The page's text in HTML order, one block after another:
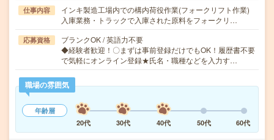
仕事内容
インキ製造工場内での構内荷役作業(フォークリフト作業)
入庫業務・トラックで入庫された原料をフォークリ…
応募資格
ブランクOK / 英語力不要
◆経験者歓迎！〇まずは事前登録だけでもOK！履歴書不要
で気軽にオンライン登録★氏名・職種などを入力す…
職場の雰囲気
年齢層
20代
30代 40代 50代 60代